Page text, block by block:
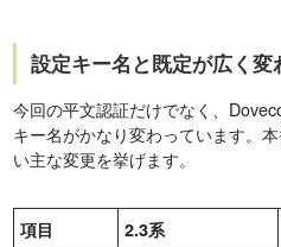
設定キー名と既定が広く変
今回の平文認証だけでなく、
キー名がかなり変わっています。
い主な変更を挙げます。
項目 2.3系